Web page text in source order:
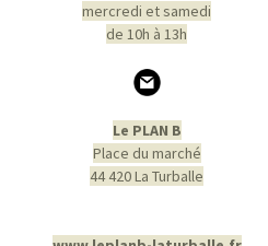
mercredi et samedi
de 10h à 13h
Le PLAN B
Place du marché
44 420 La Turballe